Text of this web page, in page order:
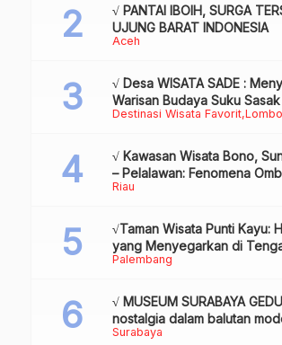
Aceh
√ PANTAI IBOIH, SURGA
UJUNG BARAT INDONESIA
Destinasi Wisata Favorit
√ Desa WISATA SADE :
Warisan Budaya Suku
Lombok
Riau
√ Kawasan Wisata Bono,
– Pelalawan: Fenomena
Tengah Sungai yang
Palembang
√Taman Wisata Punti Kayu:
yang Menyegarkan di
Palembang
Surabaya
√ MUSEUM SURABAYA
nostalgia dalam balutan
tengah kota pahlawan,